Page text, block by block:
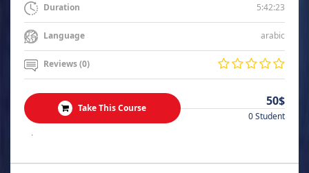
Duration 5:42:23
Language arabic
Reviews (0)
Take This Course 50$
0 Student
.